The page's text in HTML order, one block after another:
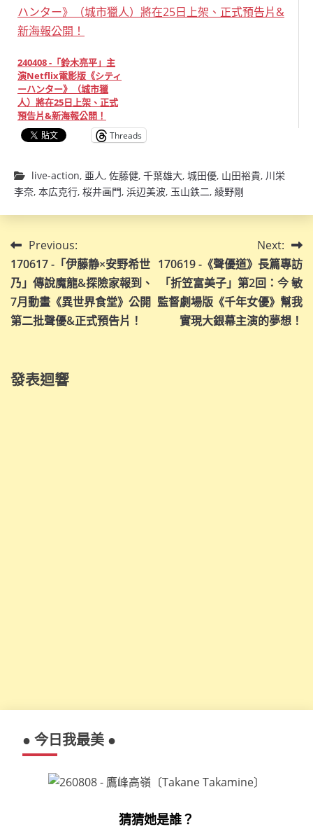
240408 -「鈴木亮平」主
演Netflix電影版《シティ
ーハンター》（城市獵
人）將在25日上架、正式
預告片&新海報公開！
Threads
live-action, 亜人, 佐藤健, 千葉雄大, 城田優, 山田裕貴, 川栄
李奈, 本広克行, 桜井画門, 浜辺美波, 玉山鉄二, 綾野剛
文
章
導
覽
Previous:
170617 -「伊藤静×安野希世
乃」傳說魔龍&探險家報到、
7月動畫《異世界食堂》公開
第二批聲優&正式預告片！
Next:
170619 -《聲優道》長篇專訪
「折笠富美子」第2回：今 敏
監督劇場版《千年女優》幫我
實現大銀幕主演的夢想！
發表迴響
● 今日我最美 ●
猜猜她是誰？